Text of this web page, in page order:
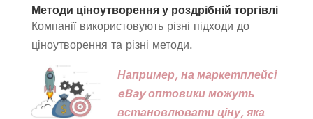
Методи ціноутворення у роздрібній торгівлі
Компанії використовують різні підходи до
ціноутворення та різні методи.
Например, на маркетплейсі
eBay оптовики можуть
встановлювати ціну, яка